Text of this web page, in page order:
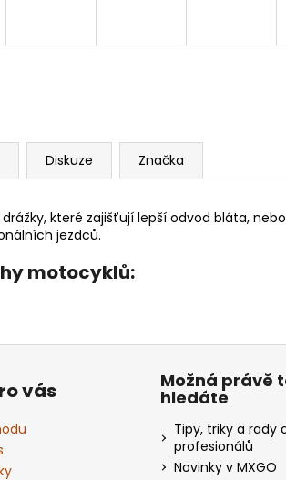
Diskuze Značka
které zajišťují lepší odvod bláta,
jezdců.
motocyklů:
vás Možná právě
hledáte
Tipy, triky a rady
profesionálů
Novinky v MXGO